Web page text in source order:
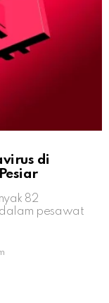
di
82
pesawat